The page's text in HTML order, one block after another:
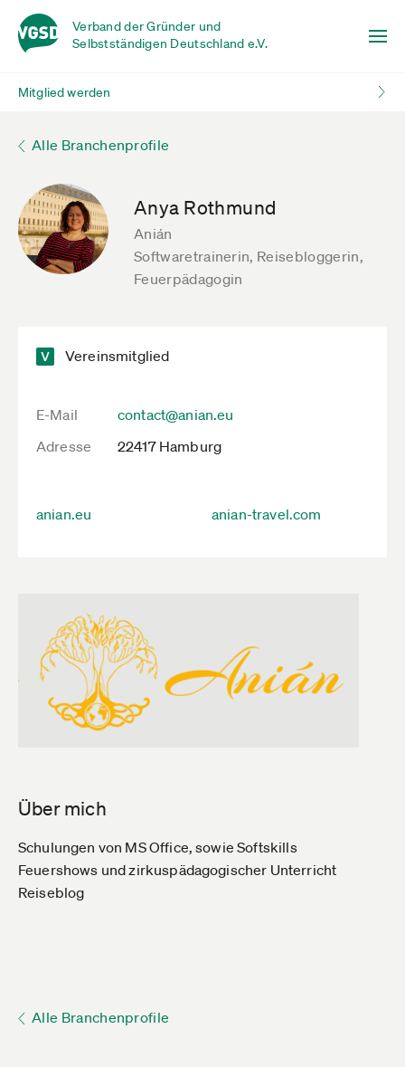
Verband der Gründer und
Selbstständigen Deutschland e.V.
Mitglied werden
Alle Branchenprofile
Anya Rothmund
Anián
Softwaretrainerin, Reisebloggerin,
Feuerpädagogin
Vereinsmitglied
E-Mail
contact@anian.eu
Adresse
22417 Hamburg
anian.eu anian-travel.com
Über mich
Schulungen von MS Office, sowie Softskills
Feuershows und zirkuspädagogischer Unterricht
Reiseblog
Alle Branchenprofile